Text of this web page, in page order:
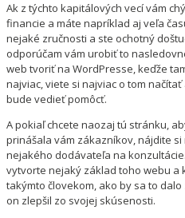
Ak z týchto kapitálových vecí vám
financie a máte napríklad aj veľa
nejaké zručnosti a ste ochotný
odporúčam vám urobiť to
web tvoriť na WordPresse, keďže
najviac, viete si najviac o tom
bude vedieť pomôcť.
A pokiaľ chcete naozaj tú stránku,
prinášala vám zákazníkov, nájdite
nejakého dodávateľa na
vytvorte nejaký základ toho webu a
takýmto človekom, ako by sa to dalo
on zlepšil zo svojej skúsenosti.